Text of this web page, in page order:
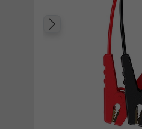
Poprzedni